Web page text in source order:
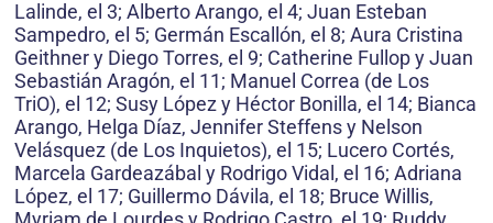
Lalinde, el 3; Alberto Arango, el 4; Juan Esteban
Sampedro, el 5; Germán Escallón, el 8; Aura Cristina
Geithner y Diego Torres, el 9; Catherine Fullop y Juan
Sebastián Aragón, el 11; Manuel Correa (de Los
TriO), el 12; Susy López y Héctor Bonilla, el 14; Bianca
Arango, Helga Díaz, Jennifer Steffens y Nelson
Velásquez (de Los Inquietos), el 15; Lucero Cortés,
Marcela Gardeazábal y Rodrigo Vidal, el 16; Adriana
López, el 17; Guillermo Dávila, el 18; Bruce Willis,